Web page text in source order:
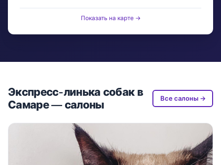
Показать на карте →
Экспресс-линька собак в
Самаре — салоны
Все салоны →